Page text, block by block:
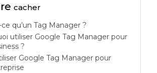
cacher
ce qu’un Tag Manager ?
utiliser Google Tag Manager pour
?
Google Tag Manager pour